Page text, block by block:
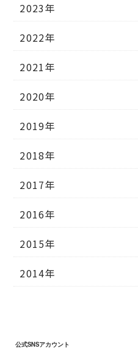
2023年
2022年
2021年
2020年
2019年
2018年
2017年
2016年
2015年
2014年
公式SNSアカウント